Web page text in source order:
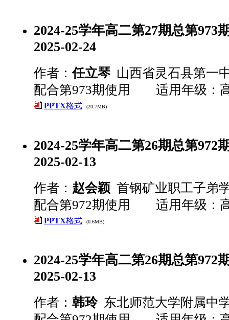
2024-25学年高二第27期总第973
2025-02-24
作者：任立琴 山西省灵石县第一
配合第973期使用 适用年级：
PPTX格式 (20.7MB)
2024-25学年高二第26期总第972
2025-02-13
作者： 赵会颖 首钢矿业职工子弟
配合第972期使用 适用年级：
PPTX格式 (0.6MB)
2024-25学年高二第26期总第972
2025-02-13
作者： 韩玲东北师范大学附属中